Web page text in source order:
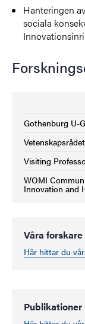
Hanteringen
sociala
Gothenburg U-
Visiting
WOMI
Innovation and
Våra forskare
Här hittar du
Publikationer